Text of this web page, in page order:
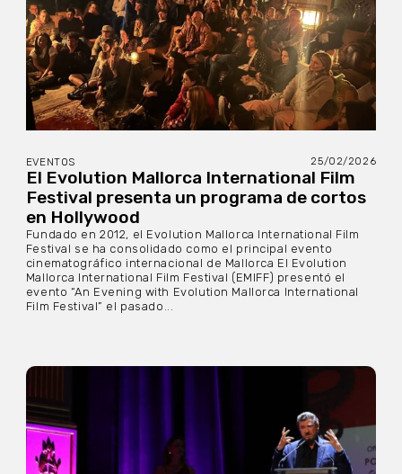
EVENTOS 25/02/2026
El Evolution Mallorca International Film
Festival presenta un programa de cortos
en Hollywood
Fundado en 2012, el Evolution Mallorca International Film
Festival se ha consolidado como el principal evento
cinematográfico internacional de Mallorca El Evolution
Mallorca International Film Festival (EMIFF) presentó el
evento “An Evening with Evolution Mallorca International
Film Festival” el pasado...